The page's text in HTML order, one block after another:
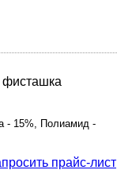
- 15%, Полиамид -
прайс-лист